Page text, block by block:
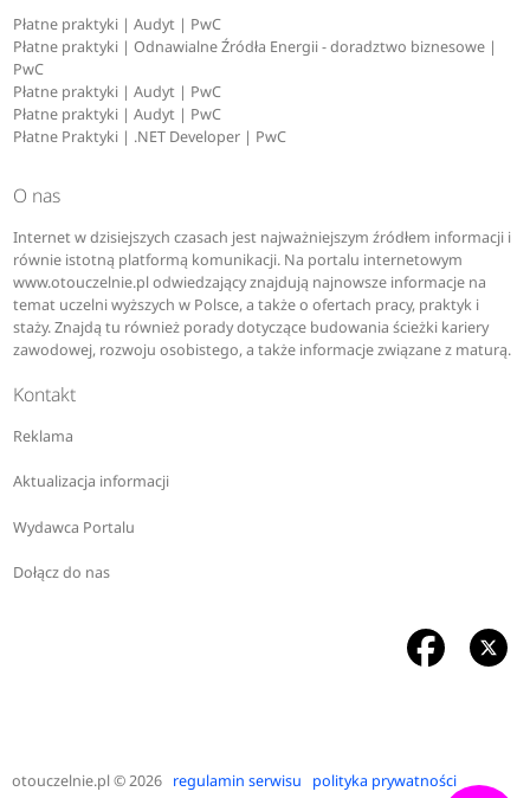
Płatne praktyki | Audyt | PwC
Płatne praktyki | Odnawialne Źródła Energii - doradztwo biznesowe |
PwC
Płatne praktyki | Audyt | PwC
Płatne praktyki | Audyt | PwC
Płatne Praktyki | .NET Developer | PwC
O nas
Internet w dzisiejszych czasach jest najważniejszym źródłem informacji i
równie istotną platformą komunikacji. Na portalu internetowym
www.otouczelnie.pl odwiedzający znajdują najnowsze informacje na
temat uczelni wyższych w Polsce, a także o ofertach pracy, praktyk i
staży. Znajdą tu również porady dotyczące budowania ścieżki kariery
zawodowej, rozwoju osobistego, a także informacje związane z maturą.
Kontakt
Reklama
Aktualizacja informacji
Wydawca Portalu
Dołącz do nas
otouczelnie.pl© 2026 regulamin serwisu polityka prywatności